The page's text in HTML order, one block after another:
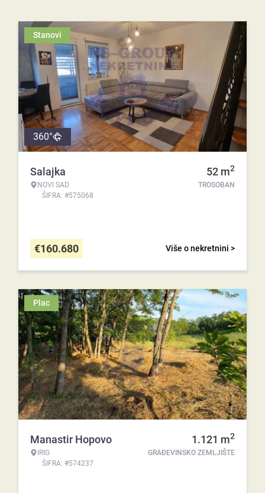
Stanovi
360°
Salajka
NOVI SAD
ŠIFRA: #575068
52 m2
TROSOBAN
Više o nekretnini >
€160.680
Plac
Manastir Hopovo
IRIG
ŠIFRA: #574237
1.121 m2
GRAĐEVINSKO ZEMLJIŠTE